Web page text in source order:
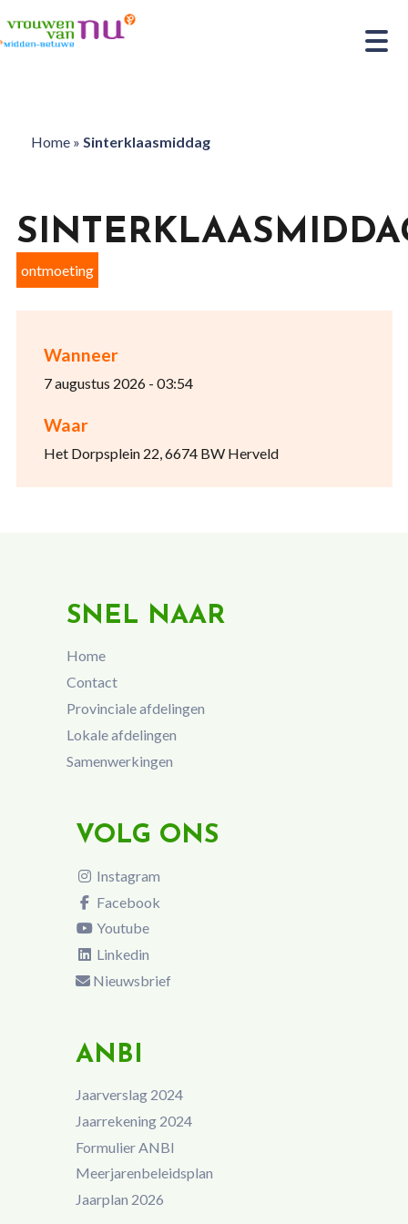
Home» Sinterklaasmiddag
Wanneer
7 augustus 2026 - 03:54
Waar
Het Dorpsplein 22, 6674 BW Herveld
ontmoeting
SNEL NAAR
Home
Contact
Provinciale afdelingen
Lokale afdelingen
Samenwerkingen
VOLG ONS
Instagram
Facebook
Youtube
Linkedin
Nieuwsbrief
ANBI
Jaarverslag 2024
Jaarrekening 2024
Formulier ANBI
Meerjarenbeleidsplan
Jaarplan 2026